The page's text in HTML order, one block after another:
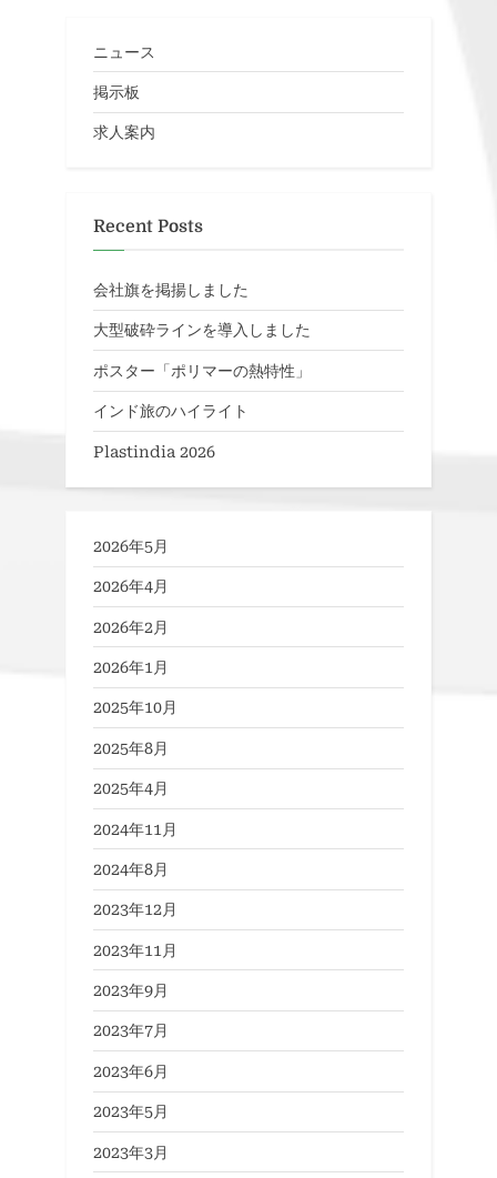
ニュース
掲示板
求人案内
Recent Posts
会社旗を掲揚しました
大型破砕ラインを導入しました
ポスター「ポリマーの熱特性」
インド旅のハイライト
Plastindia 2026
2026年5月
2026年4月
2026年2月
2026年1月
2025年10月
2025年8月
2025年4月
2024年11月
2024年8月
2023年12月
2023年11月
2023年9月
2023年7月
2023年6月
2023年5月
2023年3月